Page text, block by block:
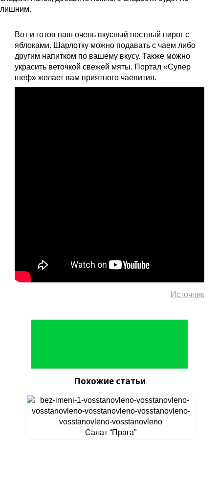
лишним.
Вот и готов наш очень вкусный постный пирог с
яблоками. Шарлотку можно подавать с чаем либо
другим напитком по вашему вкусу. Также можно
украсить веточкой свежей мяты. Портал «Супер
шеф» желает вам приятного чаепития.
Источник
Похожие статьи
Салат “Прага”